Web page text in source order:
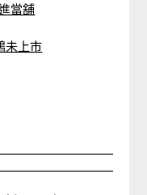
當舖
未上市